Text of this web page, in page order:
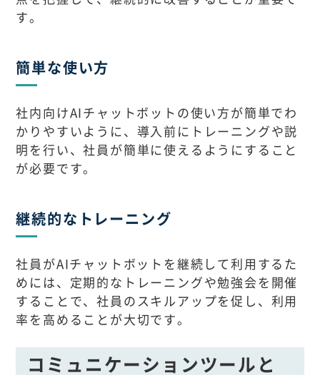
す。
簡単な使い方
社内向けAIチャットボットの使い方が簡単でわ
かりやすいように、導入前にトレーニングや説
明を行い、社員が簡単に使えるようにすること
が必要です。
継続的なトレーニング
社員がAIチャットボットを継続して利用するた
めには、定期的なトレーニングや勉強会を開催
することで、社員のスキルアップを促し、利用
率を高めることが大切です。
コミュニケーションツールと